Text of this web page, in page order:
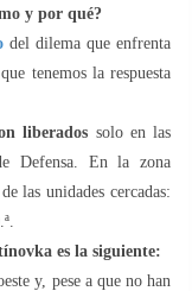
y por qué?
del dilema que enfrenta
tenemos la respuesta
liberados solo en las
Defensa. En la zona
las unidades cercadas:
es la siguiente:
y, pese a que no han